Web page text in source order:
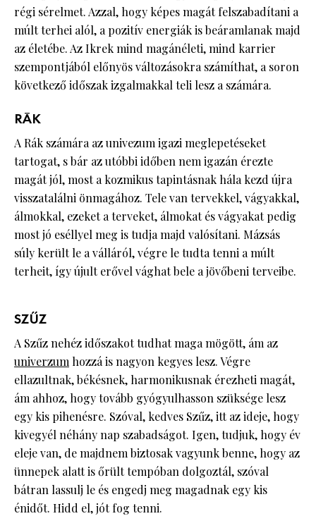
régi sérelmet. Azzal, hogy képes magát felszabadítani a
múlt terhei alól, a pozitív energiák is beáramlanak majd
az életébe. Az Ikrek mind magánéleti, mind karrier
szempontjából előnyös változásokra számíthat, a soron
következő időszak izgalmakkal teli lesz a számára.
RÁK
A Rák számára az univezum igazi meglepetéseket
tartogat, s bár az utóbbi időben nem igazán érezte
magát jól, most a kozmikus tapintásnak hála kezd újra
visszatalálni önmagához. Tele van tervekkel, vágyakkal,
álmokkal, ezeket a terveket, álmokat és vágyakat pedig
most jó eséllyel meg is tudja majd valósítani. Mázsás
súly került le a válláról, végre le tudta tenni a múlt
terheit, így újult erővel vághat bele a jövőbeni terveibe.
SZŰZ
A Szűz nehéz időszakot tudhat maga mögött, ám az
univerzum hozzá is nagyon kegyes lesz. Végre
ellazultnak, békésnek, harmonikusnak érezheti magát,
ám ahhoz, hogy tovább gyógyulhasson szüksége lesz
egy kis pihenésre. Szóval, kedves Szűz, itt az ideje, hogy
kivegyél néhány nap szabadságot. Igen, tudjuk, hogy év
eleje van, de majdnem biztosak vagyunk benne, hogy az
ünnepek alatt is őrült tempóban dolgoztál, szóval
bátran lassulj le és engedj meg magadnak egy kis
énidőt. Hidd el, jót fog tenni.